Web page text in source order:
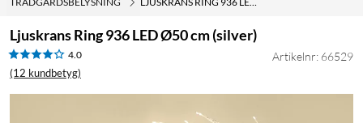
Ljuskrans Ring 936 LED Ø50 cm (silver)
4.0
(12 kundbetyg)
Artikelnr: 66529